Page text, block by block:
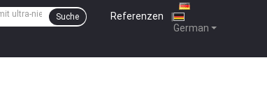
German
Referenzen |
Suche